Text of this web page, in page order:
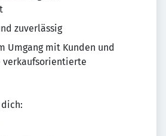
zuverlässig
Umgang mit Kunden und
verkaufsorientierte